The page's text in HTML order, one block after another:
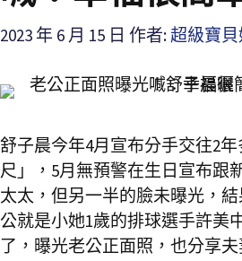
2023 年 6 月 15 日 作者: 超級寶
舒子晨今年4月宣布分手交往2
尺」，5月無預警在生日宣布跟
太太，但另一半的臉未曝光，
公就是小她1歲的排球選手許美
了，曝光老公正面照，也分享